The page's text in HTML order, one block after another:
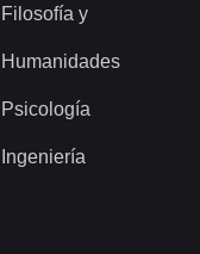
Filosofía y
Humanidades
Psicología
Ingeniería